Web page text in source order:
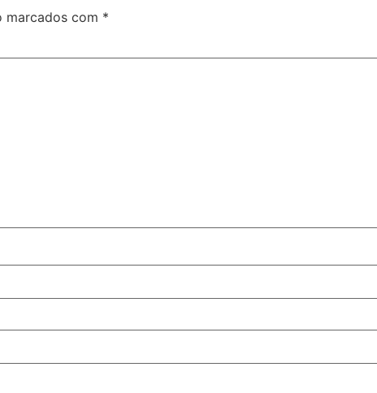
marcados com *